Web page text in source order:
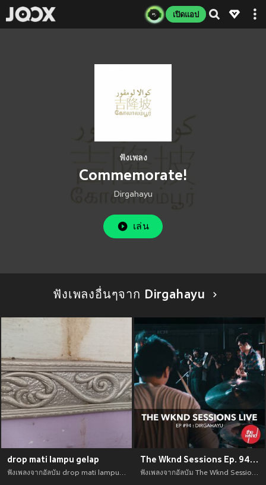
เปิดแอป
ฟังเพลง
Commemorate!
Dirgahayu
เล่น
ฟังเพลงอื่นๆจาก Dirgahayu
drop mati lampu gelap
ฟังเพลงจากอัลบัม drop mati lampu gelap เพลงใหม่จาก อัพเดทเพลงใหม่ล่าสุดก่อนใคร ตลอดปี 2021
The Wknd Sessions Ep. 94: Dirgahayu
ฟังเพลงจากอัลบัม The Wknd Sessions Ep. 94: Dirgahayu เพลงใหม่จาก อัพเดทเพลงใหม่ล่าสุดก่อนใคร ตลอดปี 2021